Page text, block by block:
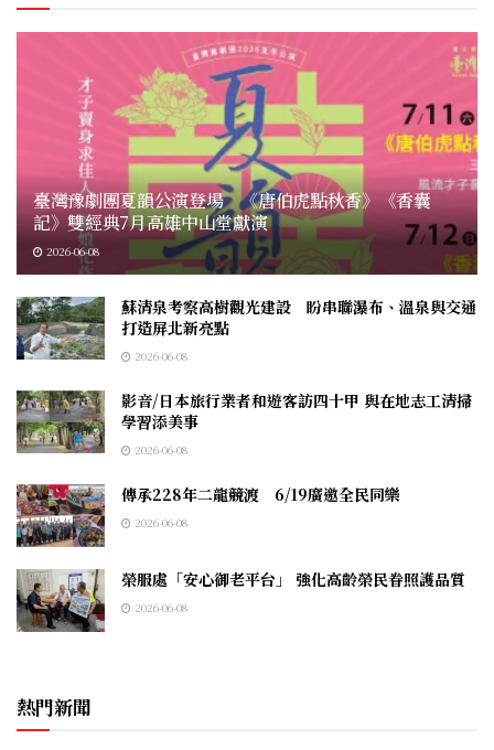
臺灣豫劇團夏韻公演登場 《唐伯虎點秋香》《香囊
記》雙經典7月高雄中山堂獻演
2026-06-08
蘇清泉考察高樹觀光建設 盼串聯瀑布、溫泉與交通
打造屏北新亮點
2026-06-08
影音/日本旅行業者和遊客訪四十甲 與在地志工清掃
學習添美事
2026-06-08
傳承228年二龍競渡 6/19廣邀全民同樂
2026-06-08
榮服處「安心御老平台」 強化高齡榮民眷照護品質
2026-06-08
熱門新聞